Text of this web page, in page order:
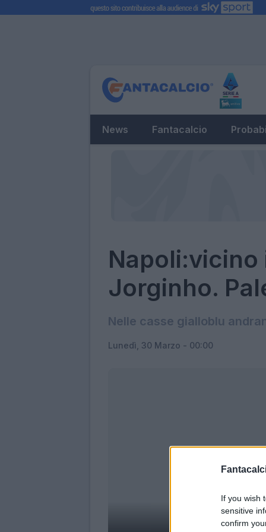
If you wish
sensitive
confirm
News Fantacalcio
Jorginho.
Nelle casse gialloblu
Lunedì, 30 Marzo - 00:00